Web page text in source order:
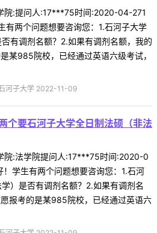
院:提问人:17***75时间:2020-04-271
有两个问题想要咨询您：1.石河子大学
有调剂名额？2.如果有调剂名额，我的
某985院校，已经通过英语六级考试，
河子大学 2022-11-09
个要石河子大学全日制法硕（非法
院:法学院提问人:17***75时间:2020-0
学生有两个问题想要咨询您：1.石河
）是否有调剂名额？2.如果有调剂名
报考的是某985院校，已经通过英语六